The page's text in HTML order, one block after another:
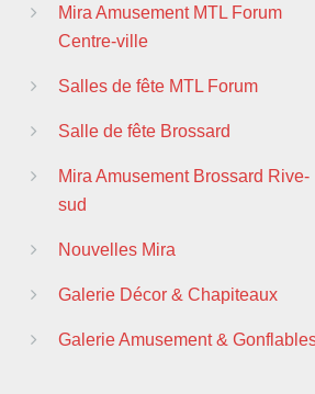
Mira Amusement MTL Forum
Centre-ville
Salles de fête MTL Forum
Salle de fête Brossard
Mira Amusement Brossard Rive-
sud
Nouvelles Mira
Galerie Décor & Chapiteaux
Galerie Amusement &